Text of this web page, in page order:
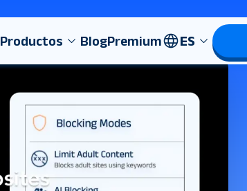
Productos BlogPremium ES